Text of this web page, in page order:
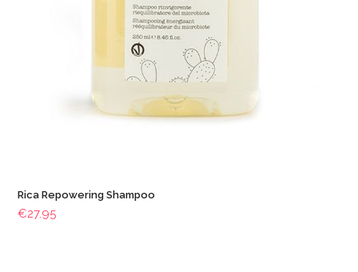
Rica Repowering Shampoo
€27.95